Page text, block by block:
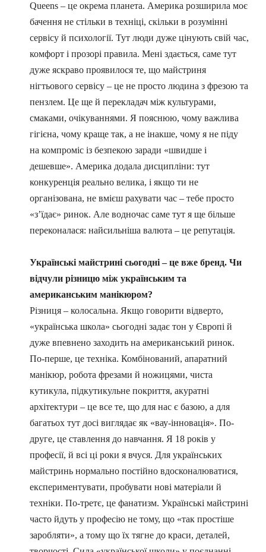
Queens – це окрема планета. Америка розширила моє
бачення не стільки в техніці, скільки в розумінні
сервісу й психології. Тут люди дуже цінують свій час,
комфорт і прозорі правила. Мені здається, саме тут
дуже яскраво проявилося те, що майстриня
нігтьового сервісу – це не просто людина з фрезою та
пензлем. Це ще й перекладач між культурами,
смаками, очікуваннями. Я пояснюю, чому важлива
гігієна, чому краще так, а не інакше, чому я не піду
на компроміс із безпекою заради «швидше і
дешевше». Америка додала дисципліни: тут
конкуренція реально велика, і якщо ти не
організована, не вмієш рахувати час – тебе просто
«з’їдає» ринок. Але водночас саме тут я ще більше
переконалася: найсильніша валюта – це репутація.
Українські майстрині сьогодні – це вже бренд. Чи
відчули різницю між українським та
американським манікюром?
Різниця – колосальна. Якщо говорити відверто,
«українська школа» сьогодні задає тон у Європі й
дуже впевнено заходить на американський ринок.
По-перше, це техніка. Комбінований, апаратний
манікюр, робота фрезами й ножицями, чиста
кутикула, підкутикульне покриття, акуратні
архітектури – це все те, що для нас є базою, а для
багатьох тут досі виглядає як «вау-інновація». По-
друге, це ставлення до навчання. Я 18 років у
професії, й всі ці роки я вчуся. Для українських
майстринь нормально постійно вдосконалюватися,
експериментувати, пробувати нові матеріали й
техніки. По-третє, це фанатизм. Українські майстрині
часто йдуть у професію не тому, що «так простіше
заробляти», а тому що їх тягне до краси, деталей,